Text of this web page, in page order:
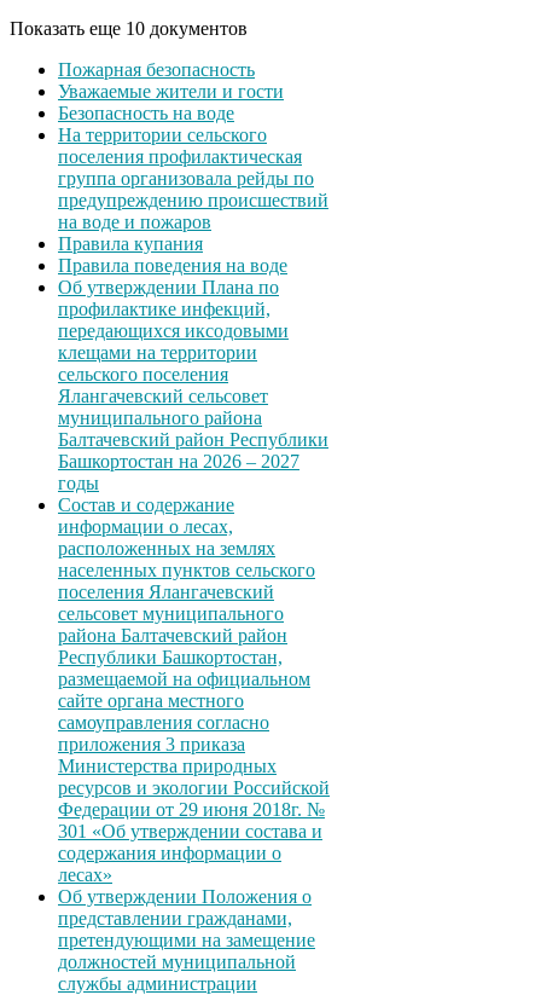
Показать еще 10 документов
Пожарная безопасность
Уважаемые жители и гости
Безопасность на воде
На территории сельского
поселения профилактическая
группа организовала рейды по
предупреждению происшествий
на воде и пожаров
Правила купания
Правила поведения на воде
Об утверждении Плана по
профилактике инфекций,
передающихся иксодовыми
клещами на территории
сельского поселения
Ялангачевский сельсовет
муниципального района
Балтачевский район Республики
Башкортостан на 2026 – 2027
годы
Состав и содержание
информации о лесах,
расположенных на землях
населенных пунктов сельского
поселения Ялангачевский
сельсовет муниципального
района Балтачевский район
Республики Башкортостан,
размещаемой на официальном
сайте органа местного
самоуправления согласно
приложения 3 приказа
Министерства природных
ресурсов и экологии Российской
Федерации от 29 июня 2018г. №
301 «Об утверждении состава и
содержания информации о
лесах»
Об утверждении Положения о
представлении гражданами,
претендующими на замещение
должностей муниципальной
службы администрации